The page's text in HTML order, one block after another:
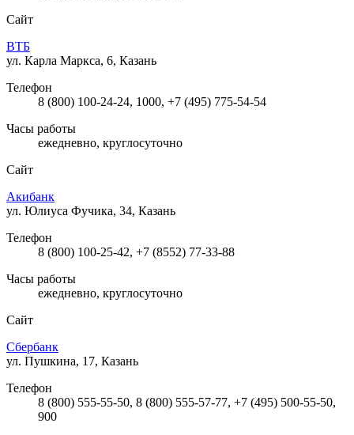
Сайт
ВТБ
ул. Карла Маркса, 6, Казань
Телефон
8 (800) 100-24-24, 1000, +7 (495) 775-54-54
Часы работы
ежедневно, круглосуточно
Сайт
Акибанк
ул. Юлиуса Фучика, 34, Казань
Телефон
8 (800) 100-25-42, +7 (8552) 77-33-88
Часы работы
ежедневно, круглосуточно
Сайт
Сбербанк
ул. Пушкина, 17, Казань
Телефон
8 (800) 555-55-50, 8 (800) 555-57-77, +7 (495) 500-55-50,
900